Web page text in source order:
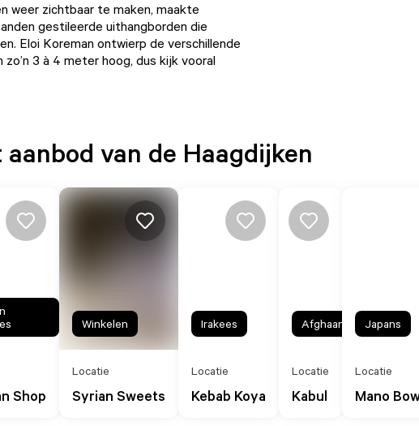
weer zichtbaar te maken, maakte
gestileerde uithangborden die
Eloi Koreman ontwierp de verschillende
3 à 4 meter hoog, dus kijk vooral
van de Haagdijken
Shop Syrian Sweets
Locatie
Winkelen
Kebab Koya
Locatie
Irakees
Kabul
Locatie
Afghaans
Mano
Locatie
Japans